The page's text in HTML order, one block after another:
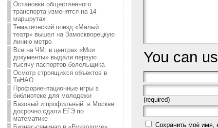
Остановки общественного
транспорта изменятся на 14
маршрутах
Тематический поезд «Малый
театр» вышел на Замоскворецкую
линию метро
Все на ЧМ: в центрах «Мои
документы» выдали первую
тысячу паспортов болельщика
Осмотр строящихся объектов в
ТиНАО
Профориентационные игры в
библиотеке для молодежи
Базовый и профильный: в Москве
досрочно сдали ЕГЭ по
математике
You can
(required)
Сохранить моё имя,